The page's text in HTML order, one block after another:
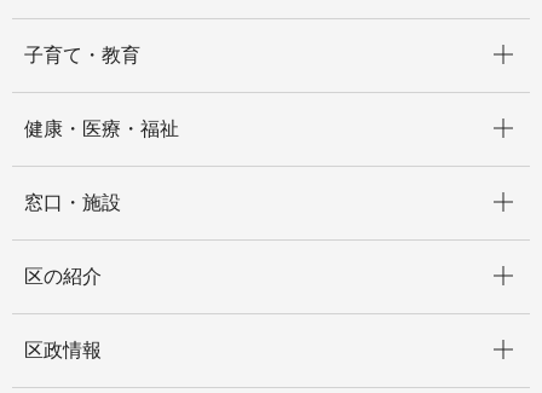
子育て・教育
健康・医療・福祉
窓口・施設
区の紹介
区政情報